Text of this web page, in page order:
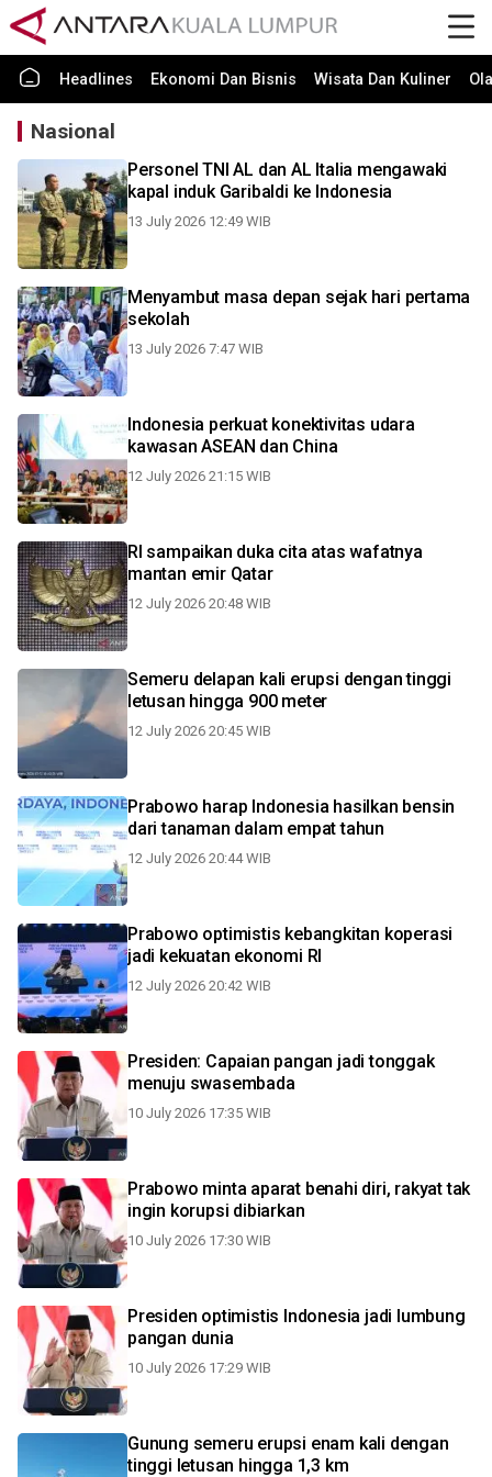
Headlines Ekonomi Dan Bisnis Wisata Dan Kuliner
Nasional
Personel TNI AL dan AL Italia mengawaki
kapal induk Garibaldi ke Indonesia
13 July 2026 12:49 WIB
Menyambut masa depan sejak hari pertama
sekolah
13 July 2026 7:47 WIB
Indonesia perkuat konektivitas udara
kawasan ASEAN dan China
12 July 2026 21:15 WIB
RI sampaikan duka cita atas wafatnya
mantan emir Qatar
12 July 2026 20:48 WIB
Semeru delapan kali erupsi dengan tinggi
letusan hingga 900 meter
12 July 2026 20:45 WIB
Prabowo harap Indonesia hasilkan bensin
dari tanaman dalam empat tahun
12 July 2026 20:44 WIB
Prabowo optimistis kebangkitan koperasi
jadi kekuatan ekonomi RI
12 July 2026 20:42 WIB
Presiden: Capaian pangan jadi tonggak
menuju swasembada
10 July 2026 17:35 WIB
Prabowo minta aparat benahi diri, rakyat tak
ingin korupsi dibiarkan
10 July 2026 17:30 WIB
Presiden optimistis Indonesia jadi lumbung
pangan dunia
10 July 2026 17:29 WIB
Gunung semeru erupsi enam kali dengan
tinggi letusan hingga 1,3 km